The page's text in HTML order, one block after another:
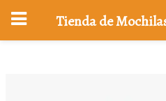
Tienda de